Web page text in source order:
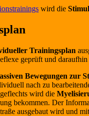
wird die
Trainingsplan
geprüft und
Bewegungen zur
nach zu
wird die
bekommen. Der
ausgebaut wird und